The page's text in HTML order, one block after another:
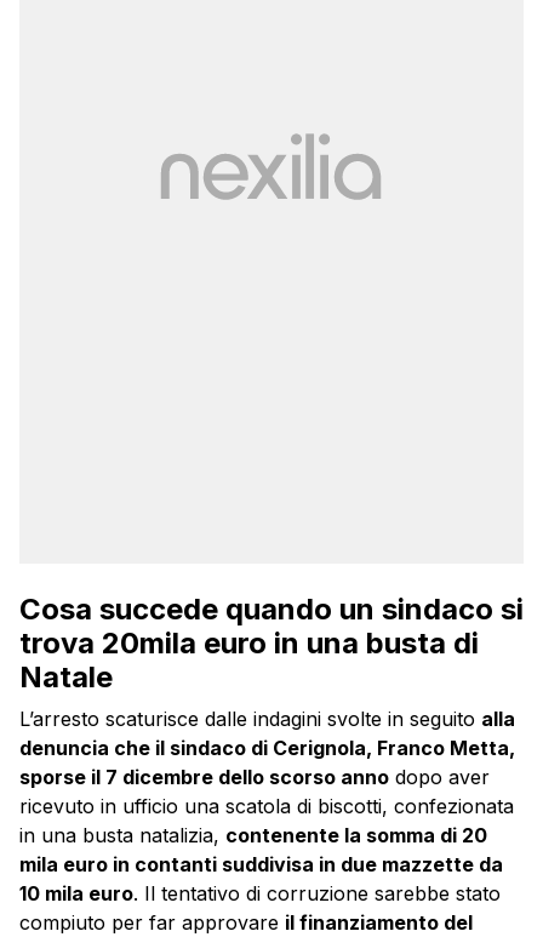
Cosa succede quando un sindaco si
trova 20mila euro in una busta di
Natale
L’arresto scaturisce dalle indagini svolte in seguito alla
denuncia che il sindaco di Cerignola, Franco Metta,
sporse il 7 dicembre dello scorso anno dopo aver
ricevuto in ufficio una scatola di biscotti, confezionata
in una busta natalizia, contenente la somma di 20
mila euro in contanti suddivisa in due mazzette da
10 mila euro. Il tentativo di corruzione sarebbe stato
compiuto per far approvare il finanziamento del